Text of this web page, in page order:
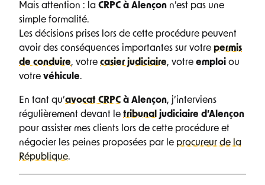
Mais attention : la CRPC à Alençon n’est pas une
simple formalité.
Les décisions prises lors de cette procédure peuvent
avoir des conséquences importantes sur votre permis
de conduire, votre casier judiciaire, votre emploi ou
votre véhicule.
En tant qu’avocat CRPC à Alençon, j’interviens
régulièrement devant le tribunal judiciaire d’Alençon
pour assister mes clients lors de cette procédure et
négocier les peines proposées par le procureur de la
République.